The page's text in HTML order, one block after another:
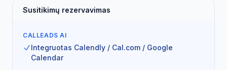
Susitikimų rezervavimas
CALLEADS AI
Integruotas Calendly / Cal.com / Google
Calendar